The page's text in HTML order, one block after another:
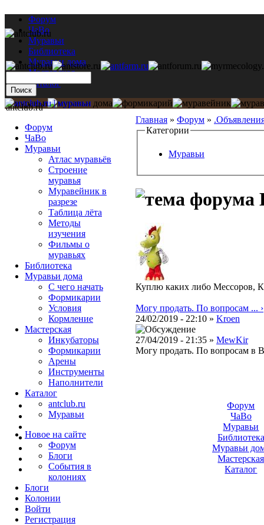
Форум
ЧаВо
Муравьи
Библиотека
Муравьи дома
Мастерская
Каталог
Главная » Форум »
Категории
Муравьи
Куплю каких либо Мессоров,
Могу продать. По вопросам ... ›
24/02/2019 - 22:10 » Kroen
27/04/2019 - 21:35 » MewKir
Могу продать. По вопросам в
antclub.ru
Форум
ЧаВо
Муравьи
Атлас муравьёв
Строение
муравья
Муравейник в
разрезе
Таблица лёта
Методы
изучения
Фильмы о
муравьях
Библиотека
Муравьи дома
С чего начать
Формикарии
Условия
Кормление
Мастерская
Инкубаторы
Формикарии
Арены
Инструменты
Наполнители
Каталог
antclub.ru
Муравьи
Новое на сайте
Форум
Блоги
События в
колониях
Блоги
Колонии
Войти
Peгиcтpaция
Форум
ЧаВо
Муравьи
Библиотека
Муравьи
Мастерская
Каталог